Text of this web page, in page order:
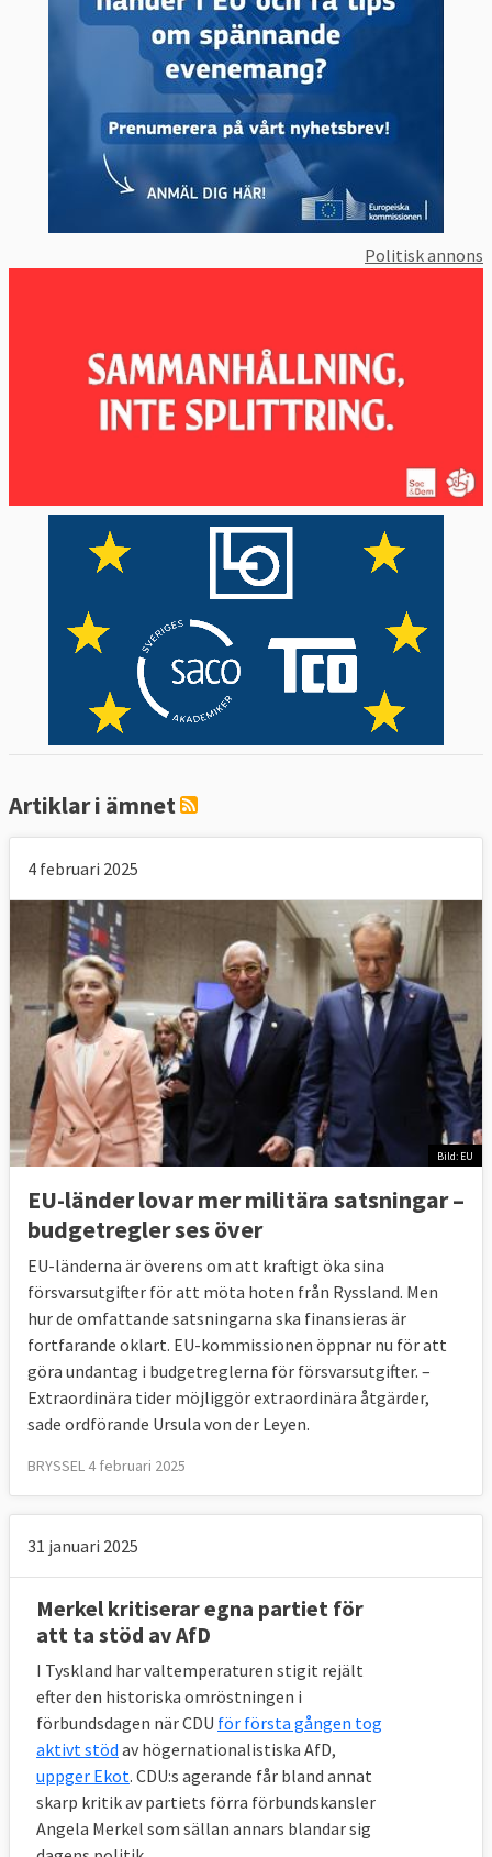
Politisk annons
Artiklar i ämnet
4 februari 2025
Bild: EU
EU-länder lovar mer militära satsningar –
budgetregler ses över
EU-länderna är överens om att kraftigt öka sina
försvarsutgifter för att möta hoten från Ryssland. Men
hur de omfattande satsningarna ska finansieras är
fortfarande oklart. EU-kommissionen öppnar nu för att
göra undantag i budgetreglerna för försvarsutgifter. –
Extraordinära tider möjliggör extraordinära åtgärder,
sade ordförande Ursula von der Leyen.
BRYSSEL 4 februari 2025
31 januari 2025
Merkel kritiserar egna partiet för
att ta stöd av AfD
I Tyskland har valtemperaturen stigit rejält
efter den historiska omröstningen i
förbundsdagen när CDU för första gången tog
aktivt stöd av högernationalistiska AfD,
uppger Ekot. CDU:s agerande får bland annat
skarp kritik av partiets förra förbundskansler
Angela Merkel som sällan annars blandar sig